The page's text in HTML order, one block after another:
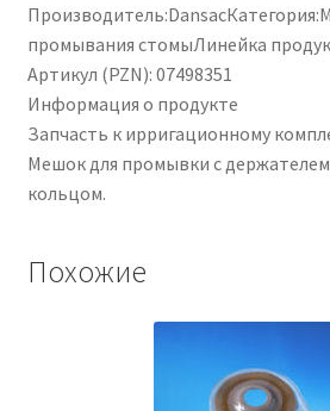
промывания стомыЛинейка
Артикул (PZN): 07498351
Информация о продукте
Запчасть к ирригационному
Мешок для промывки с
кольцом.
Похожие